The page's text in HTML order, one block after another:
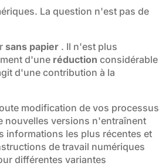
La question n'est pas de
sans papier . Il n'est plus
d'une réduction considérable
d'une contribution à la
modification de vos processus
nouvelles versions n'entraînent
informations les plus récentes et
de travail numériques
différentes variantes